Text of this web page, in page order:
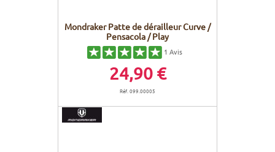
Mondraker Patte de dérailleur Curve /
Pensacola / Play
1 Avis
24,90 €
Réf. 099.00005